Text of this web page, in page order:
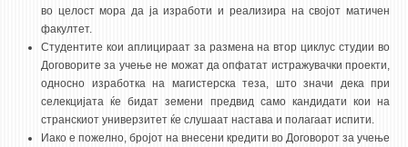
во целост мора да ја изработи и реализира на својот матичен
факултет.
Студентите кои аплицираат за размена на втор циклус студии во
Договорите за учење не можат да опфатат истражувачки проекти,
односно изработка на магистерска теза, што значи дека при
селекцијата ќе бидат земени предвид само кандидати кои на
странскиот универзитет ќе слушаат настава и полагаат испити.
Иако е пожелно, бројот на внесени кредити во Договорот за учење